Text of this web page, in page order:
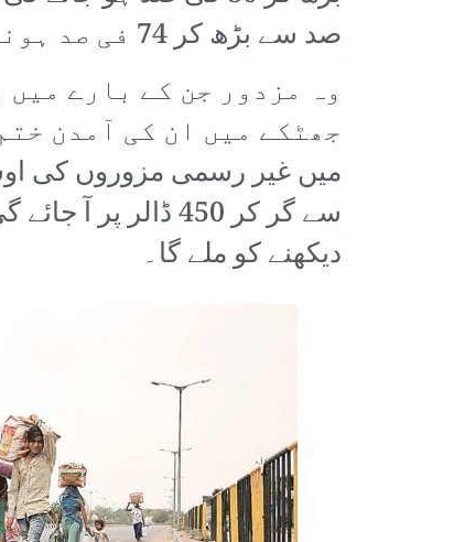
صد سے بڑھ کر 74 فی صد ہونے کا امکان ہے۔
وہ مزدور جن کے بارے
سے گر کر 450
دیکھنے کو ملے گا۔